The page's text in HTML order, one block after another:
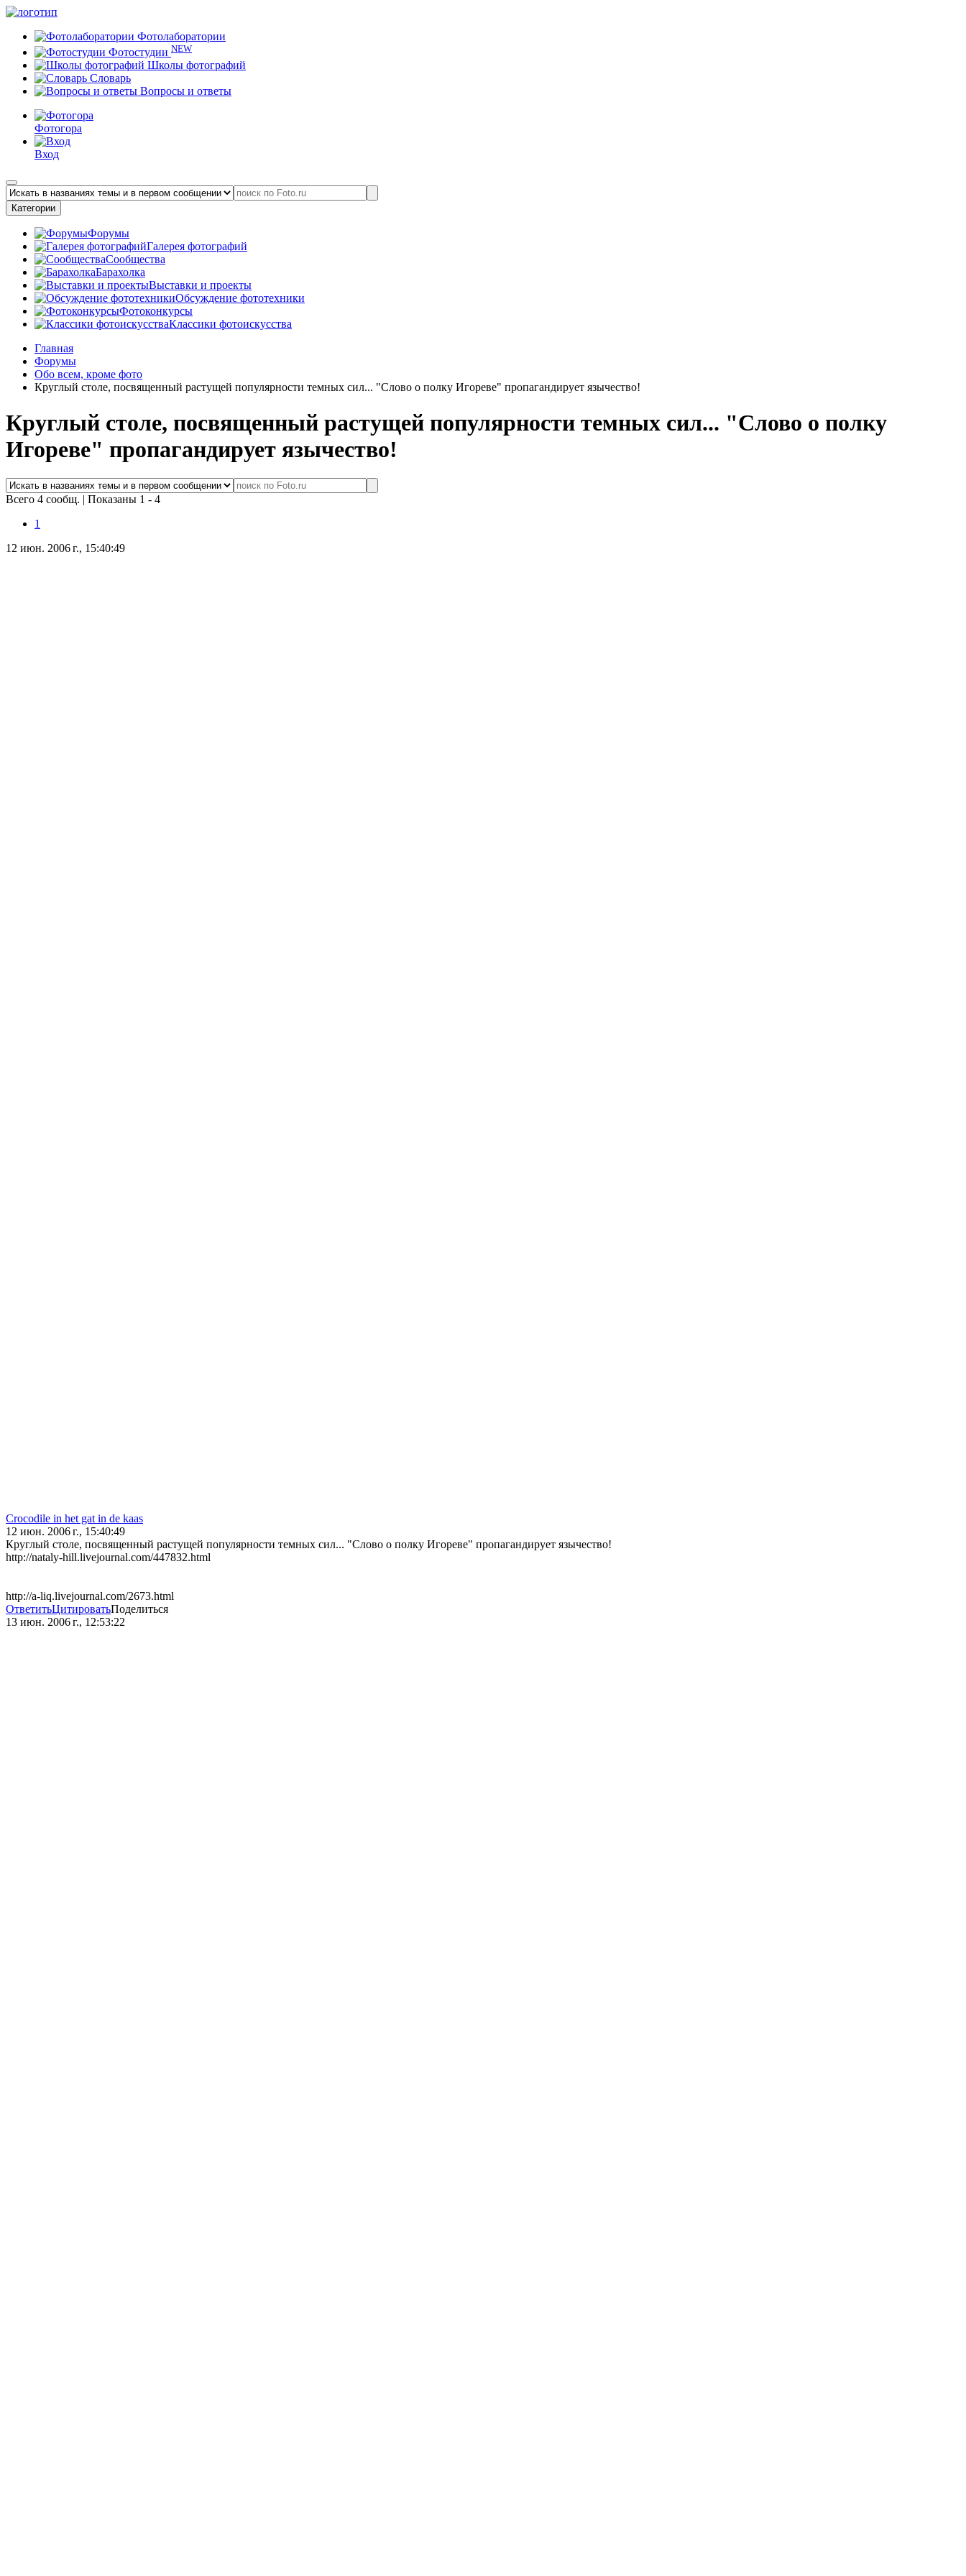
Фотолаборатории
Фотостудии NEW
Школы фотографий
Словарь
Вопросы и ответы
Фотогора
Вход
Категории
Форумы
Галерея фотографий
Сообщества
Барахолка
Выставки и проекты
Обсуждение фототехники
Фотоконкурсы
Классики фотоискусства
Главная
Форумы
Обо всем, кроме фото
Круглый столе, посвященный растущей популярности темных сил... "Слово о полку Игореве" пропагандирует язычество!
Круглый столе, посвященный растущей популярности темных сил... "Слово о полку
Игореве" пропагандирует язычество!
Всего 4 сообщ. | Показаны 1 - 4
1
12 июн. 2006 г., 15:40:49
Crocodile in het gat in de kaas
12 июн. 2006 г., 15:40:49
Круглый столе, посвященный растущей популярности темных сил... "Слово о полку Игореве" пропагандирует язычество!
http://nataly-hill.livejournal.com/447832.html
http://a-liq.livejournal.com/2673.html
ОтветитьЦитироватьПоделиться
13 июн. 2006 г., 12:53:22